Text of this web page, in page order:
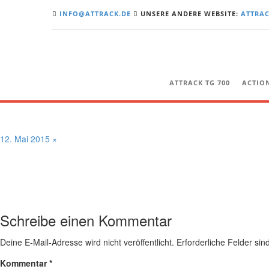
INFO@ATTRACK.DE UNSERE ANDERE WEBSITE:
ATTRACK TG 700
Veröffentlicht
12. Mai 2015Volle
×
Schreibe einen Kommentar
Deine E-Mail-Adresse wird nicht veröffentlicht. Erforderliche Felder
Kommentar*